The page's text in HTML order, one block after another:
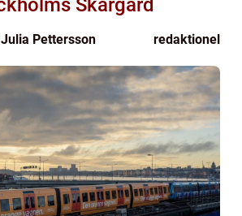
Skärgård
Julia Pettersson redaktionel